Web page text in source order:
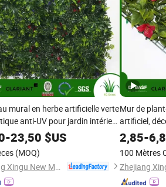
mural en herbe artificielle verte
anti-UV pour jardin intérieur
décoration de mur de haie
-23,50 $US
(MOQ)
Mur de
artificiel,
2,85-
100 Mètres